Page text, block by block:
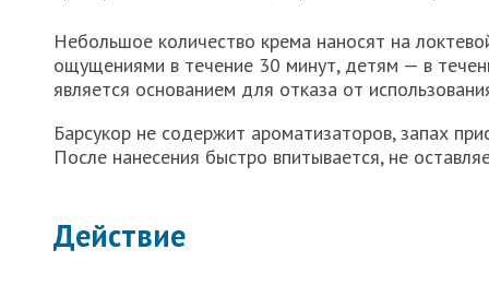
Небольшое количество крема наносят на
ощущениями в течение 30 минут, детям — в
является основанием для отказа от
Барсукор не содержит ароматизаторов, запах
После нанесения быстро впитывается, не
Действие